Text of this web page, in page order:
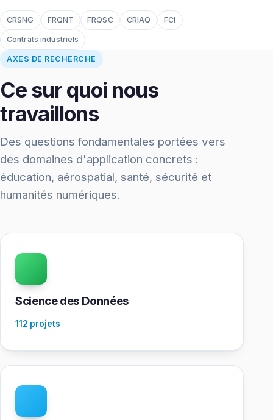
CRSNG FRQNT FRQSC CRIAQ FCI
Contrats industriels
AXES DE RECHERCHE
Ce sur quoi nous
travaillons
Des questions fondamentales portées vers
des domaines d'application concrets :
éducation, aérospatial, santé, sécurité et
humanités numériques.
Science des Données
112 projets